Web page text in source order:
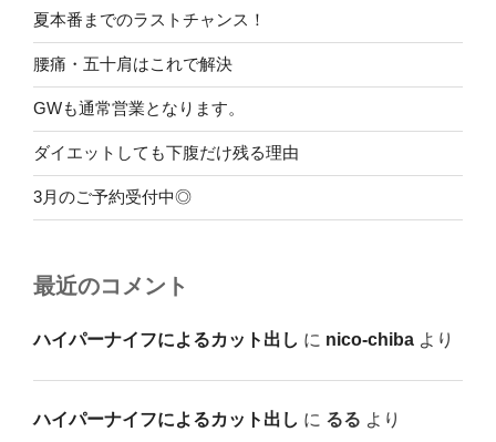
夏本番までのラストチャンス！
腰痛・五十肩はこれで解決
GWも通常営業となります。
ダイエットしても下腹だけ残る理由
3月のご予約受付中◎
最近のコメント
ハイパーナイフによるカット出し に nico-chiba より
ハイパーナイフによるカット出し に るる より